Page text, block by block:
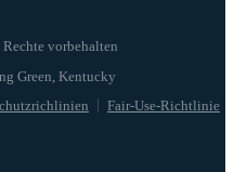
vorbehalten
Fair-Use-Richtlinie